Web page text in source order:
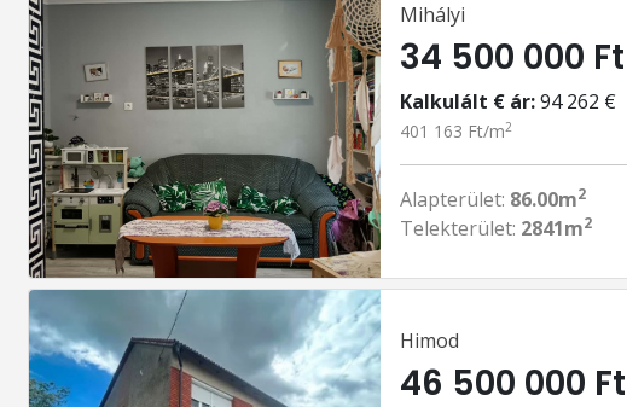
Mihályi
34 500 000 Ft
Kalkulált € ár:94 262 €
401 163 Ft/m2
Alapterület: 86.00m2
Telekterület: 2841m2
Himod
46 500 000 Ft